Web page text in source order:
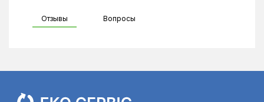
Отзывы Вопросы